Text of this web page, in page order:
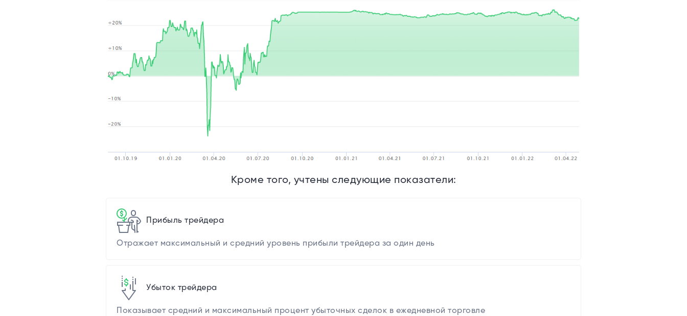
Кроме того, учтены следующие показатели:
Прибыль трейдера
Отражает максимальный и средний уровень прибыли трейдера за один день
Убыток трейдера
Показывает средний и максимальный процент убыточных сделок в ежедневной торговле